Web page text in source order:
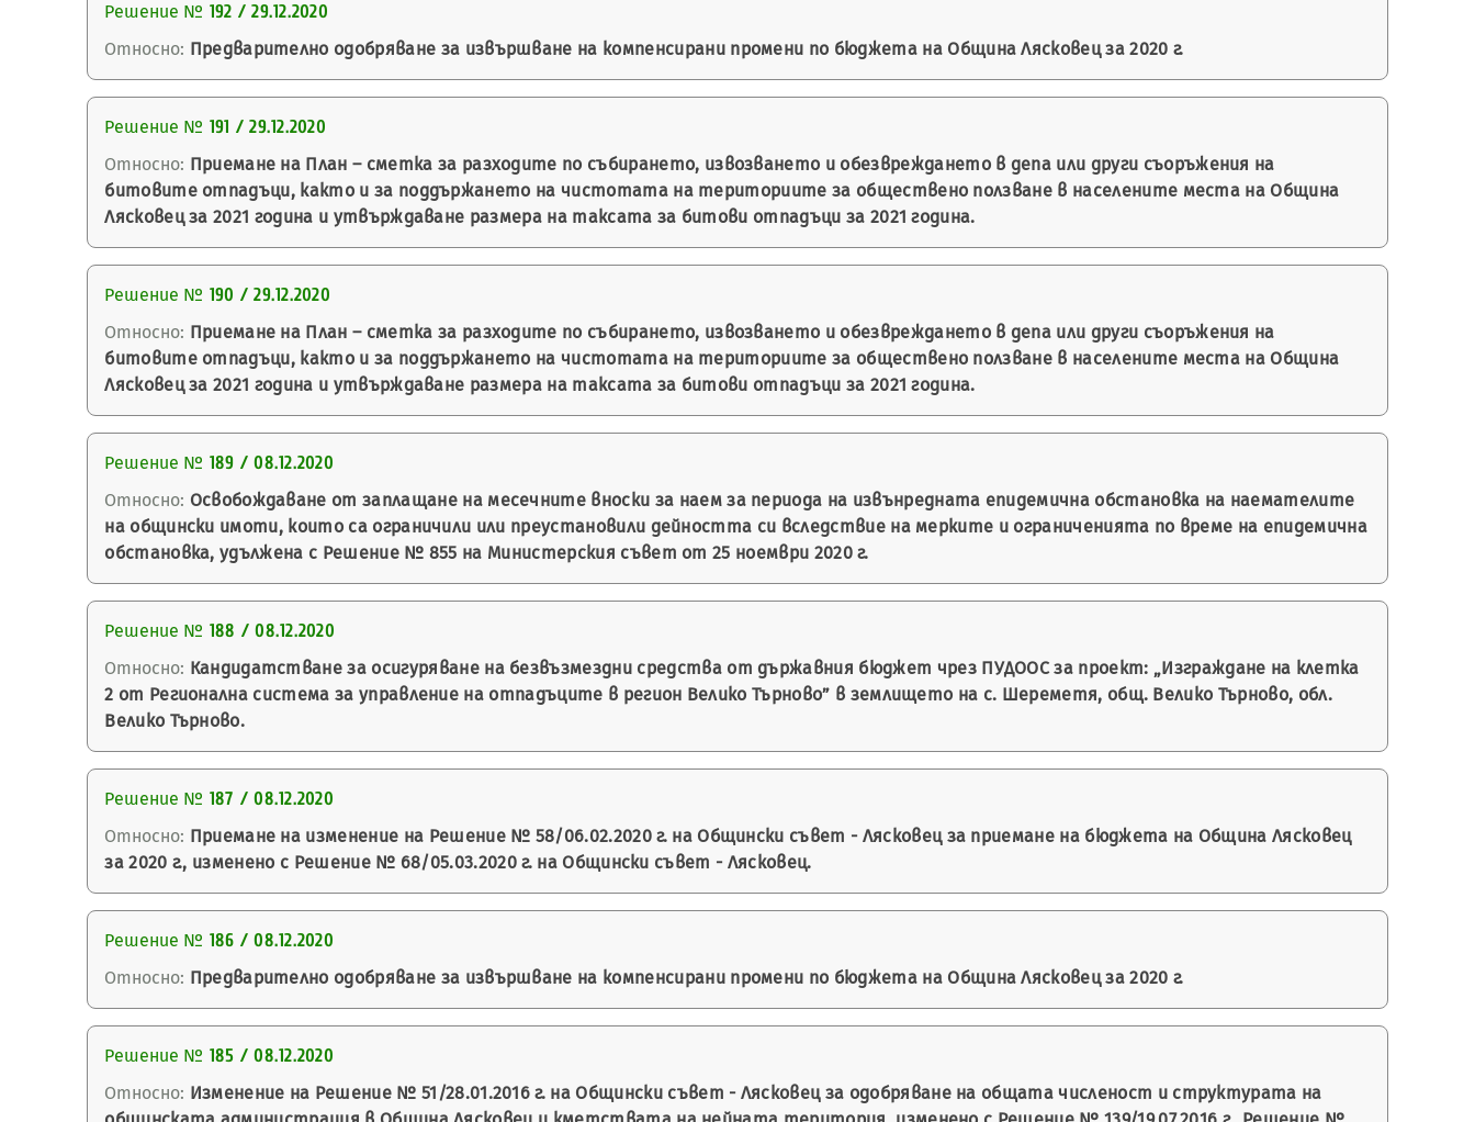
Решение № 192 / 29.12.2020
Относно: Предварително одобряване за извършване на компенсирани промени по бюджета на Община Лясковец за 2020 г.
Решение № 191 / 29.12.2020
Относно: Приемане на План – сметка за разходите по събирането, извозването и обезвреждането в депа или други съоръжения на
битовите отпадъци, както и за поддържането на чистотата на териториите за обществено ползване в населените места на Община
Лясковец за 2021 година и утвърждаване размера на таксата за битови отпадъци за 2021 година.
Решение № 190 / 29.12.2020
Относно: Приемане на План – сметка за разходите по събирането, извозването и обезвреждането в депа или други съоръжения на
битовите отпадъци, както и за поддържането на чистотата на териториите за обществено ползване в населените места на Община
Лясковец за 2021 година и утвърждаване размера на таксата за битови отпадъци за 2021 година.
Решение № 189 / 08.12.2020
Относно: Освобождаване от заплащане на месечните вноски за наем за периода на извънредната епидемична обстановка на наемателите
на общински имоти, които са ограничили или преустановили дейността си вследствие на мерките и ограниченията по време на епидемична
обстановка, удължена с Решение № 855 на Министерския съвет от 25 ноември 2020 г.
Решение № 188 / 08.12.2020
Относно: Кандидатстване за осигуряване на безвъзмездни средства от държавния бюджет чрез ПУДООС за проект: „Изграждане на клетка
2 от Регионална система за управление на отпадъците в регион Велико Търново” в землището на с. Шереметя, общ. Велико Търново, обл.
Велико Търново.
Решение № 187 / 08.12.2020
Относно: Приемане на изменение на Решение № 58/06.02.2020 г. на Общински съвет - Лясковец за приемане на бюджета на Община Лясковец
за 2020 г., изменено с Решение № 68/05.03.2020 г. на Общински съвет - Лясковец.
Решение № 186 / 08.12.2020
Относно: Предварително одобряване за извършване на компенсирани промени по бюджета на Община Лясковец за 2020 г.
Решение № 185 / 08.12.2020
Относно: Изменение на Решение № 51/28.01.2016 г. на Общински съвет - Лясковец за одобряване на общата численост и структурата на